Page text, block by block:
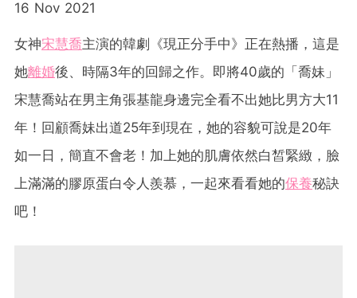
16 Nov 2021
女神宋慧喬主演的韓劇《現正分手中》正在熱播，這是
她離婚後、時隔3年的回歸之作。即將40歲的「喬妹」
宋慧喬站在男主角張基龍身邊完全看不出她比男方大11
年！回顧喬妹出道25年到現在，她的容貌可說是20年
如一日，簡直不會老！加上她的肌膚依然白皙緊緻，臉
上滿滿的膠原蛋白令人羨慕，一起來看看她的保養秘訣
吧！